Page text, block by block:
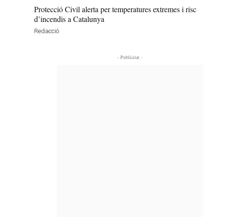
Protecció Civil alerta per temperatures extremes i risc
d’incendis a Catalunya
Redacció
- Publicitat -